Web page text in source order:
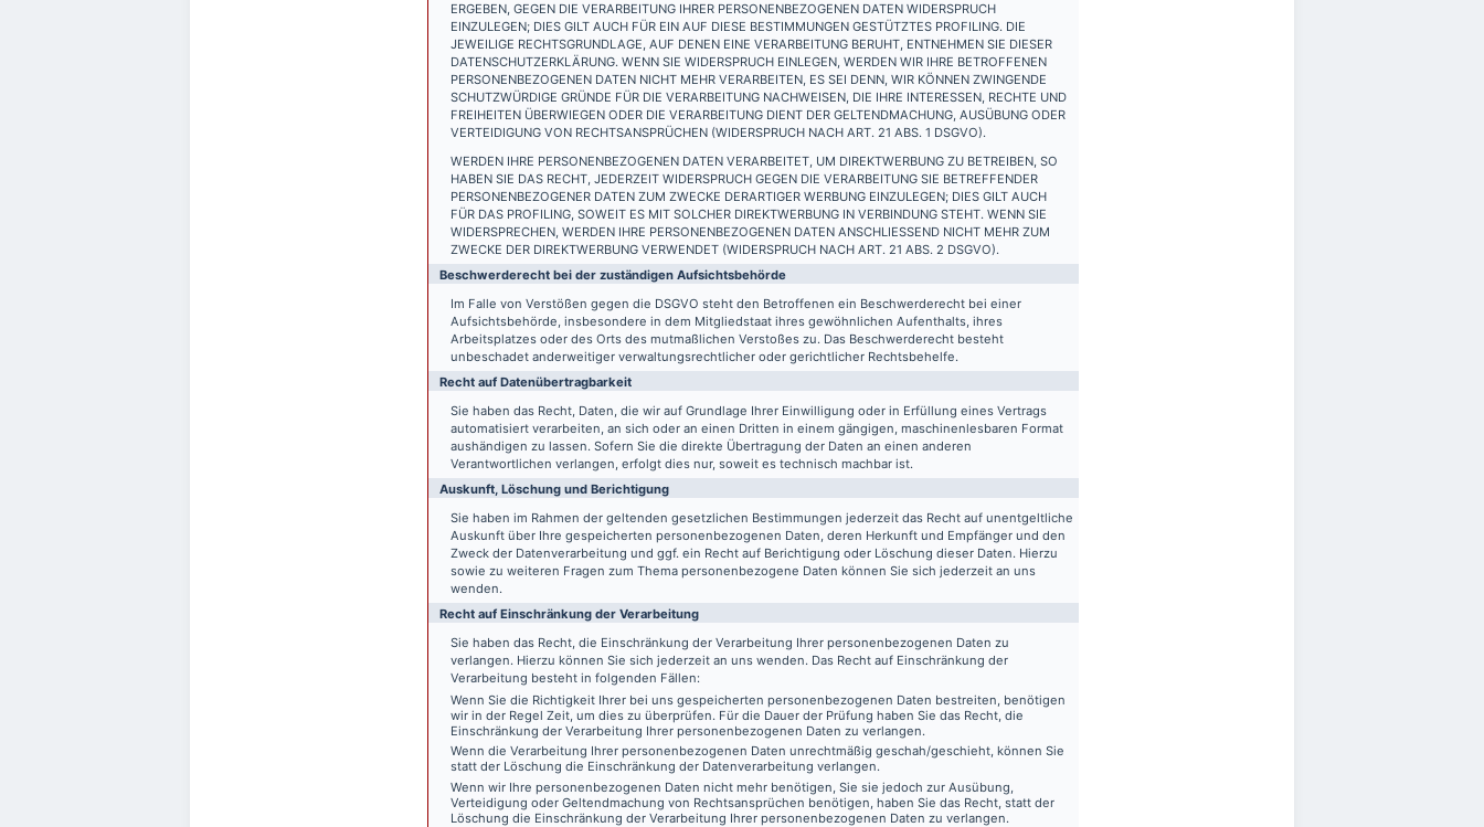
ERGEBEN, GEGEN DIE VERARBEITUNG IHRER PERSONENBEZOGENEN DATEN WIDERSPRUCH
EINZULEGEN; DIES GILT AUCH FÜR EIN AUF DIESE BESTIMMUNGEN GESTÜTZTES PROFILING. DIE
JEWEILIGE RECHTSGRUNDLAGE, AUF DENEN EINE VERARBEITUNG BERUHT, ENTNEHMEN SIE DIESER
DATENSCHUTZERKLÄRUNG. WENN SIE WIDERSPRUCH EINLEGEN, WERDEN WIR IHRE BETROFFENEN
PERSONENBEZOGENEN DATEN NICHT MEHR VERARBEITEN, ES SEI DENN, WIR KÖNNEN ZWINGENDE
SCHUTZWÜRDIGE GRÜNDE FÜR DIE VERARBEITUNG NACHWEISEN, DIE IHRE INTERESSEN, RECHTE UND
FREIHEITEN ÜBERWIEGEN ODER DIE VERARBEITUNG DIENT DER GELTENDMACHUNG, AUSÜBUNG ODER
VERTEIDIGUNG VON RECHTSANSPRÜCHEN (WIDERSPRUCH NACH ART. 21 ABS. 1 DSGVO).
WERDEN IHRE PERSONENBEZOGENEN DATEN VERARBEITET, UM DIREKTWERBUNG ZU BETREIBEN, SO
HABEN SIE DAS RECHT, JEDERZEIT WIDERSPRUCH GEGEN DIE VERARBEITUNG SIE BETREFFENDER
PERSONENBEZOGENER DATEN ZUM ZWECKE DERARTIGER WERBUNG EINZULEGEN; DIES GILT AUCH
FÜR DAS PROFILING, SOWEIT ES MIT SOLCHER DIREKTWERBUNG IN VERBINDUNG STEHT. WENN SIE
WIDERSPRECHEN, WERDEN IHRE PERSONENBEZOGENEN DATEN ANSCHLIESSEND NICHT MEHR ZUM
ZWECKE DER DIREKTWERBUNG VERWENDET (WIDERSPRUCH NACH ART. 21 ABS. 2 DSGVO).
Beschwerde­recht bei der zuständigen Aufsichts­behörde
Im Falle von Verstößen gegen die DSGVO steht den Betroffenen ein Beschwerderecht bei einer
Aufsichtsbehörde, insbesondere in dem Mitgliedstaat ihres gewöhnlichen Aufenthalts, ihres
Arbeitsplatzes oder des Orts des mutmaßlichen Verstoßes zu. Das Beschwerderecht besteht
unbeschadet anderweitiger verwaltungsrechtlicher oder gerichtlicher Rechtsbehelfe.
Recht auf Daten­übertrag­barkeit
Sie haben das Recht, Daten, die wir auf Grundlage Ihrer Einwilligung oder in Erfüllung eines Vertrags
automatisiert verarbeiten, an sich oder an einen Dritten in einem gängigen, maschinenlesbaren Format
aushändigen zu lassen. Sofern Sie die direkte Übertragung der Daten an einen anderen
Verantwortlichen verlangen, erfolgt dies nur, soweit es technisch machbar ist.
Auskunft, Löschung und Berichtigung
Sie haben im Rahmen der geltenden gesetzlichen Bestimmungen jederzeit das Recht auf unentgeltliche
Auskunft über Ihre gespeicherten personenbezogenen Daten, deren Herkunft und Empfänger und den
Zweck der Datenverarbeitung und ggf. ein Recht auf Berichtigung oder Löschung dieser Daten. Hierzu
sowie zu weiteren Fragen zum Thema personenbezogene Daten können Sie sich jederzeit an uns
wenden.
Recht auf Einschränkung der Verarbeitung
Sie haben das Recht, die Einschränkung der Verarbeitung Ihrer personenbezogenen Daten zu
verlangen. Hierzu können Sie sich jederzeit an uns wenden. Das Recht auf Einschränkung der
Verarbeitung besteht in folgenden Fällen:
Wenn Sie die Richtigkeit Ihrer bei uns gespeicherten personenbezogenen Daten bestreiten, benötigen
wir in der Regel Zeit, um dies zu überprüfen. Für die Dauer der Prüfung haben Sie das Recht, die
Einschränkung der Verarbeitung Ihrer personenbezogenen Daten zu verlangen.
Wenn die Verarbeitung Ihrer personenbezogenen Daten unrechtmäßig geschah/geschieht, können Sie
statt der Löschung die Einschränkung der Datenverarbeitung verlangen.
Wenn wir Ihre personenbezogenen Daten nicht mehr benötigen, Sie sie jedoch zur Ausübung,
Verteidigung oder Geltendmachung von Rechtsansprüchen benötigen, haben Sie das Recht, statt der
Löschung die Einschränkung der Verarbeitung Ihrer personenbezogenen Daten zu verlangen.